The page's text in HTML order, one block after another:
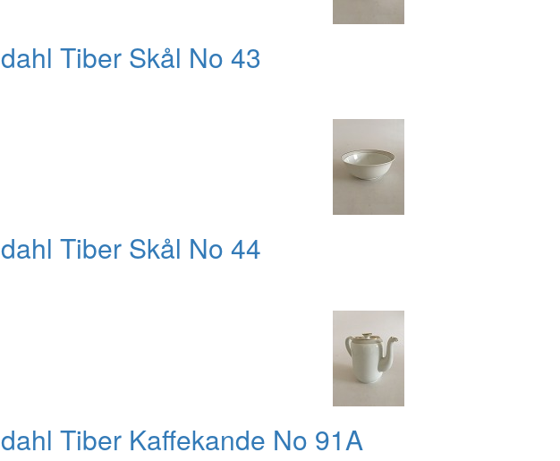
Tiber Skål No 43
Tiber Skål No 44
Tiber Kaffekande No 91A